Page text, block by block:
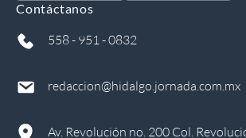
Contáctanos
558 - 951 - 0832
redaccion@hidalgo.jornada.com.mx
Av. Revolución no. 200 Col.